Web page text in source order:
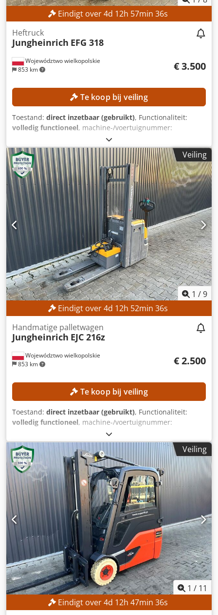
Eindigt over4d 12h 57min 35s
Województwo wielkopolskie
853 km
Heftruck
Jungheinrich EFG 318
€ 3.500
Te koop bij veiling
Toestand: direct inzetbaar (gebruikt), Functionaliteit:
volledig functioneel, machine-/voertuignummer:
, bedrijfsturen:
hefhoogte:4.700 mm, vrije hefhoogte:1.490 mm,
masttype: triplex, bouwhoogte: 2.132 mm, Geen
minimumprijs – gegarandeerde verkoop tegen het hoogste
bod! TECHNISCHE SPECIFICATIES Vrije heffhoogte: 1.490
mm Heffhoogte: 4.700 mm Bouwhoogte: 2.132 mm
MACHINEGEGEVENS Masttype: Triplex Batterijspanning: 48
V Batterijcapaciteit: 625 Ah Cedpfezrlxgex Ag Usrf
Bouwjaar batterij: 2015 Hydraulische ventielen: 3e/4e
ventiel op de vorkendrager Bedrijfstijden: 15.254 uur
UITRUSTING Triplex-hefmast met vrije heffhoogte 3e/4e
hydraulisch ventiel op de vorkendrager Acculader Externe
referentie: SL9789SP
Veiling
1 /9
Eindigt over4d 12h 52min 35s
Województwo wielkopolskie
853 km
Handmatige palletwagen
Jungheinrich EJC 216z
€ 2.500
Te koop bij veiling
Toestand: direct inzetbaar (gebruikt), Functionaliteit:
volledig functioneel, machine-/voertuignummer:
, bedrijfsturen:
2.800 mm, bouwhoogte:1.950 mm, Geen minimumprijs –
gegarandeerde verkoop tegen het hoogste bod!
TECHNISCHE SPECIFICATIES Credpfx Ajzrlw Ajg Uef
Hefhoogte: 2.800 mm Bouwhoogte: 1.950 mm
MACHINEGEGEVENS Masttype: Standaardmast Batterijtype:
Lithium-ionbatterij Bedrijfsuren: 560 uur UITRUSTING
Initiële heffunctie Lader Externe referentie: SL1145SP
Veiling
1 / 11
Eindigt over4d 12h 47min 35s